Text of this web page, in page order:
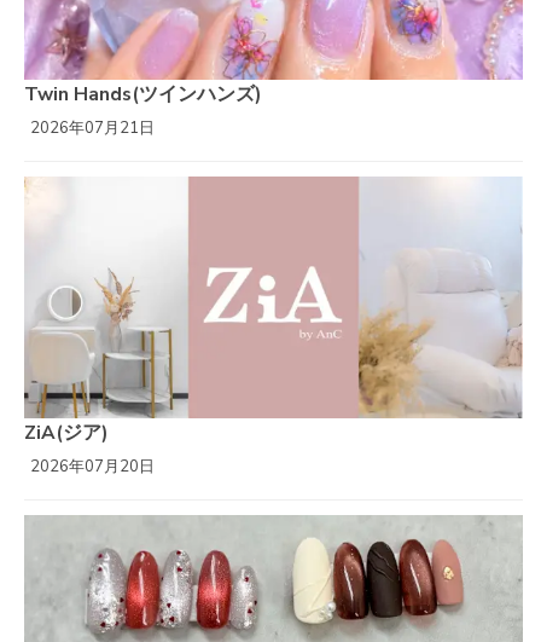
Twin Hands(ツインハンズ)
2026年07月21日
ZiA(ジア)
2026年07月20日